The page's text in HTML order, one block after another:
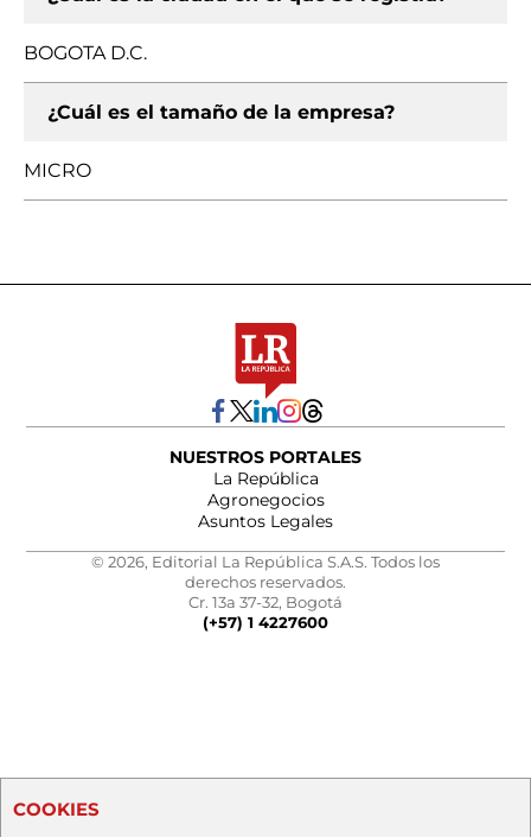
BOGOTA D.C.
¿Cuál es el tamaño de la empresa?
MICRO
NUESTROS PORTALES
La República
Agronegocios
Asuntos Legales
© 2026, Editorial La República S.A.S. Todos los
derechos reservados.
Cr. 13a 37-32, Bogotá
(+57) 1 4227600
COOKIES